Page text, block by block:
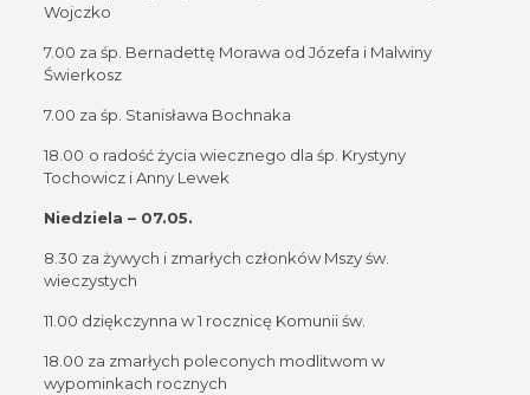
Wojczko
7.00 za śp. Bernadettę Morawa od Józefa i Malwiny
Świerkosz
7.00 za śp. Stanisława Bochnaka
18.00 o radość życia wiecznego dla śp. Krystyny
Tochowicz i Anny Lewek
Niedziela – 07.05.
8.30 za żywych i zmarłych członków Mszy św.
wieczystych
11.00 dziękczynna w 1 rocznicę Komunii św.
18.00 za zmarłych poleconych modlitwom w
wypominkach rocznych